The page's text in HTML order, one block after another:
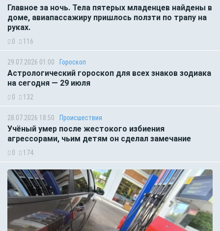
Главное за ночь. Тела пятерых младенцев найдены в
доме, авиапассажиру пришлось ползти по трапу на
руках.
0 116
29.07.2026 01:00 Гороскоп
Астрологический гороскоп для всех знаков зодиака
на сегодня — 29 июля
0 132
28.07.2026 18:50 Происшествия
Учёный умер после жестокого избиения
агрессорами, чьим детям он сделал замечание
0 174